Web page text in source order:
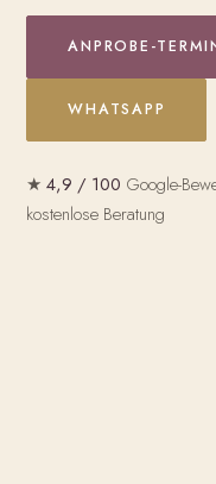
ANPROBE-
WHATSAPP
★4,9 / 100 Google-
kostenlose Beratung